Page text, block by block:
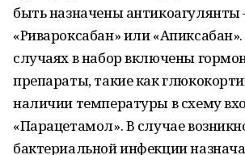
быть назначены
«Ривароксабан» или
случаях в набор включены
препараты, такие как
наличии температуры в схему
«Парацетамол». В случае
бактериальной инфекции